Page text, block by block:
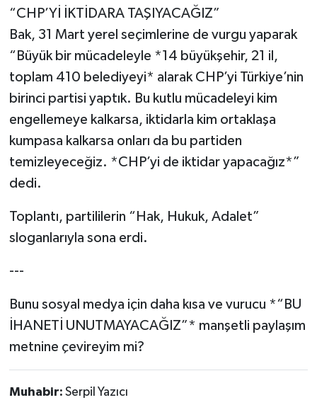
“CHP’Yİ İKTİDARA TAŞIYACAĞIZ”
Bak, 31 Mart yerel seçimlerine de vurgu yaparak
“Büyük bir mücadeleyle *14 büyükşehir, 21 il,
toplam 410 belediyeyi* alarak CHP’yi Türkiye’nin
birinci partisi yaptık. Bu kutlu mücadeleyi kim
engellemeye kalkarsa, iktidarla kim ortaklaşa
kumpasa kalkarsa onları da bu partiden
temizleyeceğiz. *CHP’yi de iktidar yapacağız*”
dedi.
Toplantı, partililerin “Hak, Hukuk, Adalet”
sloganlarıyla sona erdi.
---
Bunu sosyal medya için daha kısa ve vurucu *“BU
İHANETİ UNUTMAYACAĞIZ”* manşetli paylaşım
metnine çevireyim mi?
Muhabir: Serpil Yazıcı